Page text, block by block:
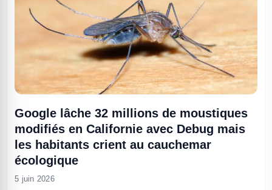
Google lâche 32 millions de moustiques
modifiés en Californie avec Debug mais
les habitants crient au cauchemar
écologique
5 juin 2026